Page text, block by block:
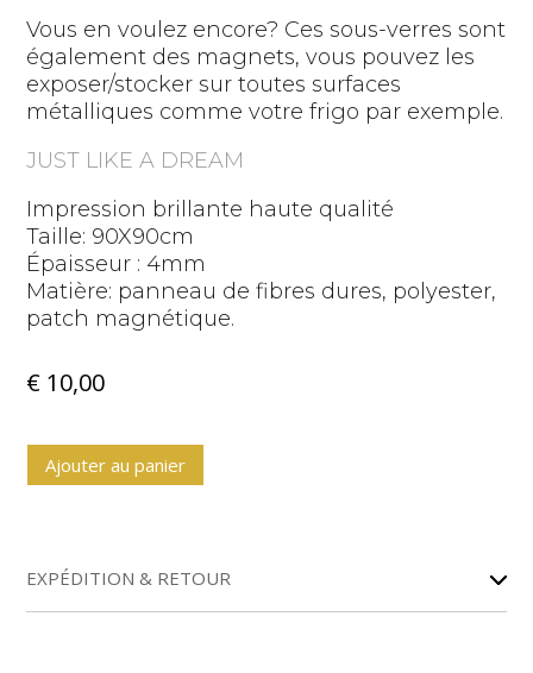
Vous en voulez encore? Ces sous-verres sont
également des magnets, vous pouvez les
exposer/stocker sur toutes surfaces
métalliques comme votre frigo par exemple.
JUST LIKE A DREAM
Impression brillante haute qualité
Taille: 90X90cm
Épaisseur : 4mm
Matière: panneau de fibres dures, polyester,
patch magnétique.
€ 10,00
Ajouter au panier
n
a
EXPÉDITION & RETOUR